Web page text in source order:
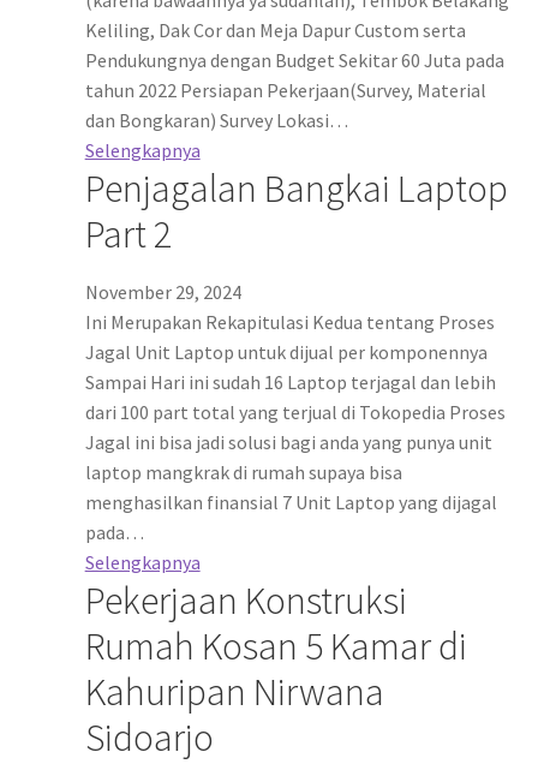
Keliling, Dak Cor dan Meja Dapur Custom serta
Pendukungnya dengan Budget Sekitar 60 Juta pada
tahun 2022 Persiapan Pekerjaan(Survey, Material
dan Bongkaran) Survey Lokasi…
Selengkapnya
Penjagalan Bangkai Laptop
Part 2
November 29, 2024
Ini Merupakan Rekapitulasi Kedua tentang Proses
Jagal Unit Laptop untuk dijual per komponennya
Sampai Hari ini sudah 16 Laptop terjagal dan lebih
dari 100 part total yang terjual di Tokopedia Proses
Jagal ini bisa jadi solusi bagi anda yang punya unit
laptop mangkrak di rumah supaya bisa
menghasilkan finansial 7 Unit Laptop yang dijagal
pada…
Selengkapnya
Pekerjaan Konstruksi
Rumah Kosan 5 Kamar di
Kahuripan Nirwana
Sidoarjo